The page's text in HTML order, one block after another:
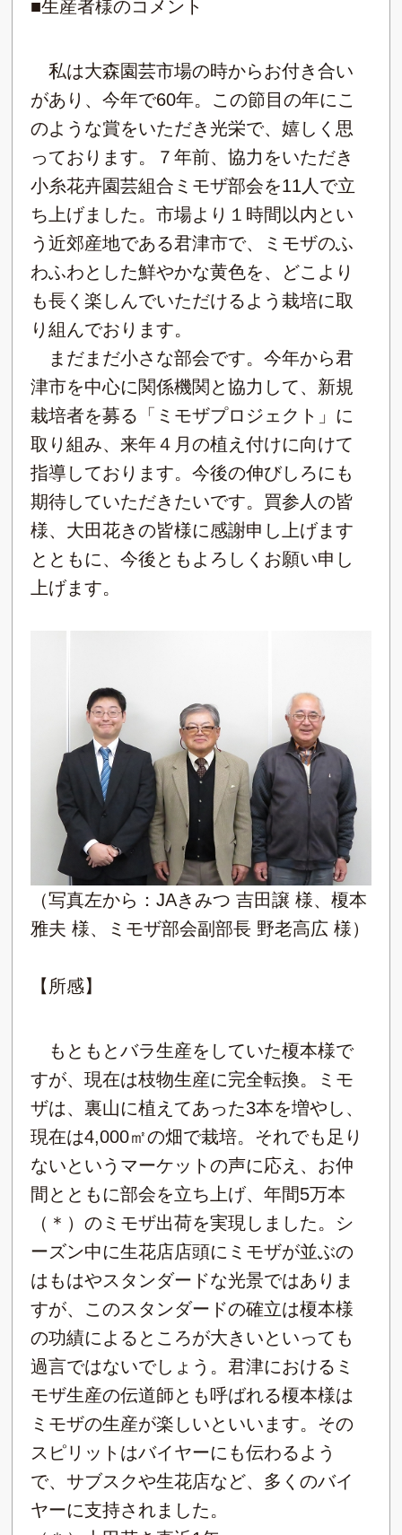
■生産者様のコメント
私は大森園芸市場の時からお付き合い
があり、今年で60年。この節目の年にこ
のような賞をいただき光栄で、嬉しく思
っております。７年前、協力をいただき
小糸花卉園芸組合ミモザ部会を11人で立
ち上げました。市場より１時間以内とい
う近郊産地である君津市で、ミモザのふ
わふわとした鮮やかな黄色を、どこより
も長く楽しんでいただけるよう栽培に取
り組んでおります。
まだまだ小さな部会です。今年から君
津市を中心に関係機関と協力して、新規
栽培者を募る「ミモザプロジェクト」に
取り組み、来年４月の植え付けに向けて
指導しております。今後の伸びしろにも
期待していただきたいです。買参人の皆
様、大田花きの皆様に感謝申し上げます
とともに、今後ともよろしくお願い申し
上げます。
（写真左から：JAきみつ 吉田譲 様、榎本
雅夫 様、ミモザ部会副部長 野老高広 様）
【所感】
もともとバラ生産をしていた榎本様で
すが、現在は枝物生産に完全転換。ミモ
ザは、裏山に植えてあった3本を増やし、
現在は4,000㎡の畑で栽培。それでも足り
ないというマーケットの声に応え、お仲
間とともに部会を立ち上げ、年間5万本
（＊）のミモザ出荷を実現しました。シ
ーズン中に生花店店頭にミモザが並ぶの
はもはやスタンダードな光景ではありま
すが、このスタンダードの確立は榎本様
の功績によるところが大きいといっても
過言ではないでしょう。君津におけるミ
モザ生産の伝道師とも呼ばれる榎本様は
ミモザの生産が楽しいといいます。その
スピリットはバイヤーにも伝わるよう
で、サブスクや生花店など、多くのバイ
ヤーに支持されました。